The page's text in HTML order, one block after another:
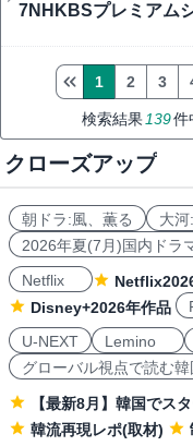
7NHKBSプレミアム
検索結果 139件
1 2 3
クローズアップ
朝ドラ:風、薫る 大
2026年夏(7月)国内ドラ
Netflix
Disney+2026年作品
U-NEXT
Lemino
グローバル視点で読む韓
【最新8月】韓国でス
韓流再現レポ(取材)